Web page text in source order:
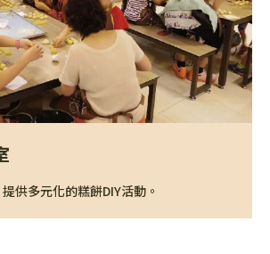
供多元化的糕餅DIY活動。